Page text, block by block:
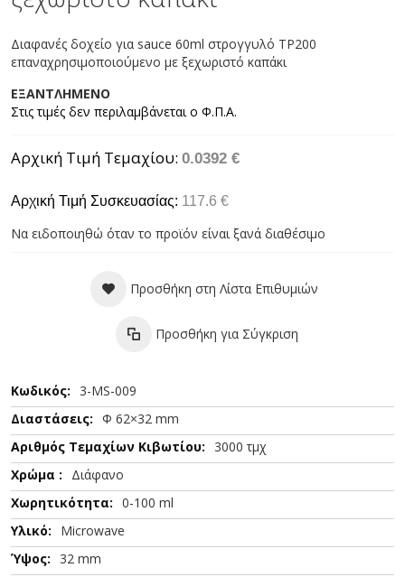
Διαφανές δοχείο για sauce 60ml στρογγυλό TP200
επαναχρησιμοποιούμενο με ξεχωριστό καπάκι
ΕΞΑΝΤΛΗΜΕΝΟ
Αρχική Τιμή Τεμαχίου 0.0392 €
Αρχική Τιμή Συσκευασίας: 117.6 €
Να ειδοποιηθώ όταν το προϊόν είναι ξανά διαθέσιμο
Προσθήκη στη Λίστα Επιθυμιών
Προσθήκη για Σύγκριση
Περισσότερες
Πληροφορίες
3-MS-009
Φ 62×32 mm
3000 τμχ
Διάφανο
0-100 ml
Microwave
32 mm